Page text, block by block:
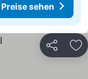
Preise sehen
Teilen